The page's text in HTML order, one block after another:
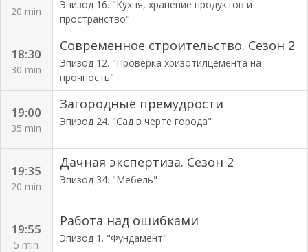
20 min
Эпизод 16. "Кухня, хранение продуктов и
пространство"
18:30
30 min
Современное строительство. Сезон 2
Эпизод 12. "Проверка хризотилцемента на
прочность"
19:00
35 min
Загородные премудрости
Эпизод 24. "Сад в черте города"
19:35
20 min
Дачная экспертиза. Сезон 2
Эпизод 34. "Мебель"
19:55
5 min
Работа над ошибками
Эпизод 1. "Фундамент"